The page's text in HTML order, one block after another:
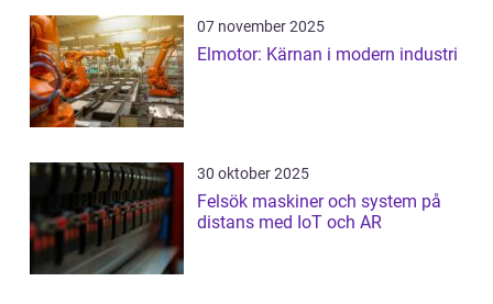
07 november 2025
Elmotor: Kärnan i modern industri
30 oktober 2025
Felsök maskiner och system på
distans med IoT och AR